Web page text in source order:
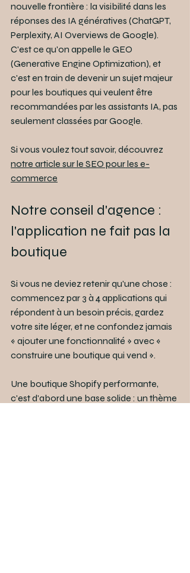
nouvelle frontière : la visibilité dans les
réponses des IA génératives (ChatGPT,
Perplexity, AI Overviews de Google).
C'est ce qu'on appelle le GEO
(Generative Engine Optimization), et
c'est en train de devenir un sujet majeur
pour les boutiques qui veulent être
recommandées par les assistants IA, pas
seulement classées par Google.
Si vous voulez tout savoir, découvrez
notre article sur le SEO pour les e-
commerce
Notre conseil d'agence :
l'application ne fait pas la
boutique
Si vous ne deviez retenir qu'une chose :
commencez par 3 à 4 applications qui
répondent à un besoin précis, gardez
votre site léger, et ne confondez jamais
« ajouter une fonctionnalité » avec «
construire une boutique qui vend ».
Une boutique Shopify performante,
c'est d'abord une base solide : un thème